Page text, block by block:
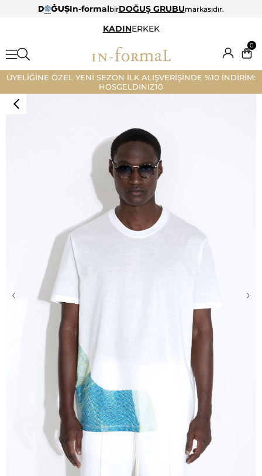
In-formalbirDOĞUŞ GRUBUmarkasıdır.
KADINERKEK
0
ÜYELİĞİNE ÖZEL YENİ SEZON İLK ALIŞVERİŞİNDE %10 İNDİRİM:
HOSGELDINIZ10
‹ ›